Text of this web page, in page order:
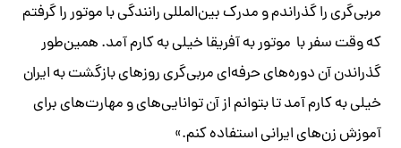
مربی‌گری را گذراندم و مدرک بین‌المللی رانندگی با موتور را گرفتم
که وقت سفر با موتور به آفریقا خیلی به کارم آمد. همین‌طور
گذراندن آن دوره‌های حرفه‌ای مربی‌گری روزهای بازگشت به ایران
خیلی به کارم آمد تا بتوانم از آن توانایی‌های و مهارت‌های برای
آموزش زن‌های ایرانی استفاده کنم.»